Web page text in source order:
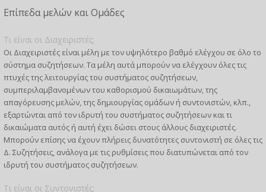
Επίπεδα μελών και Ομάδες
Τι είναι οι Διαχειριστές;
Οι Διαχειριστές είναι μέλη με τον υψηλότερο βαθμό ελέγχου σε όλο το
σύστημα συζητήσεων. Τα μέλη αυτά μπορούν να ελέγχουν όλες τις
πτυχές της λειτουργίας του συστήματος συζητήσεων,
συμπεριλαμβανομένων του καθορισμού δικαιωμάτων, της
απαγόρευσης μελών, της δημιουργίας ομάδων ή συντονιστών, κλπ.,
εξαρτώνται από τον ιδρυτή του συστήματος συζητήσεων και τι
δικαιώματα αυτός ή αυτή έχει δώσει στους άλλους διαχειριστές.
Μπορούν επίσης να έχουν πλήρεις δυνατότητες συντονιστή σε όλες τις
Δ. Συζητήσεις, ανάλογα με τις ρυθμίσεις που διατυπώνεται από τον
ιδρυτή του συστήματος συζητήσεων.
Τι είναι οι Συντονιστές;